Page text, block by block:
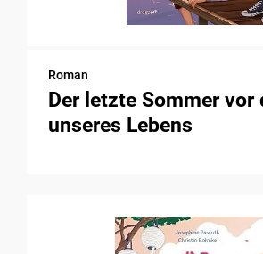
Roman
Der letzte Sommer vor
unseres Lebens